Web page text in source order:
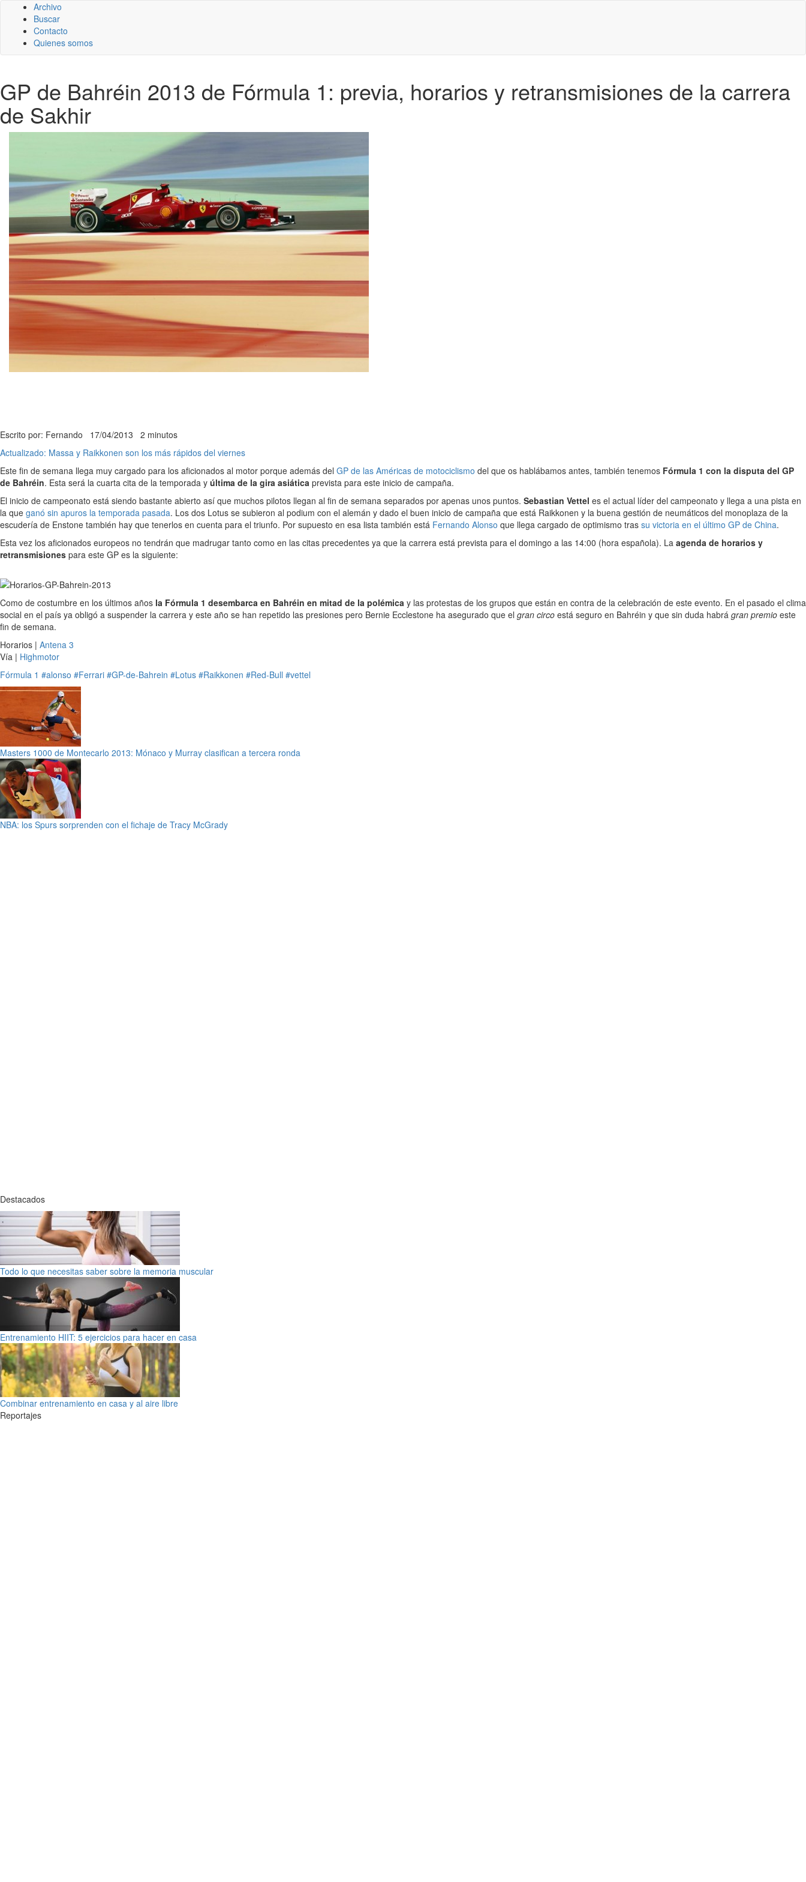
Archivo
Buscar
Contacto
Quienes somos
GP de Bahréin 2013 de Fórmula 1: previa, horarios y retransmisiones de la carrera
de Sakhir
Escrito por: Fernando 17/04/2013 2 minutos
Actualizado: Massa y Raikkonen son los más rápidos del viernes
Este fin de semana llega muy cargado para los aficionados al motor porque además del GP de las Américas de motociclismo del que os hablábamos antes, también tenemos Fórmula 1 con la disputa del GP
de Bahréin. Esta será la cuarta cita de la temporada y última de la gira asiática prevista para este inicio de campaña.
El inicio de campeonato está siendo bastante abierto así que muchos pilotos llegan al fin de semana separados por apenas unos puntos. Sebastian Vettel es el actual líder del campeonato y llega a una pista en
la que ganó sin apuros la temporada pasada. Los dos Lotus se subieron al podium con el alemán y dado el buen inicio de campaña que está Raikkonen y la buena gestión de neumáticos del monoplaza de la
escudería de Enstone también hay que tenerlos en cuenta para el triunfo. Por supuesto en esa lista también está Fernando Alonso que llega cargado de optimismo tras su victoria en el último GP de China.
Esta vez los aficionados europeos no tendrán que madrugar tanto como en las citas precedentes ya que la carrera está prevista para el domingo a las 14:00 (hora española). La agenda de horarios y
retransmisiones para este GP es la siguiente:
Como de costumbre en los últimos años la Fórmula 1 desembarca en Bahréin en mitad de la polémica y las protestas de los grupos que están en contra de la celebración de este evento. En el pasado el clima
social en el país ya obligó a suspender la carrera y este año se han repetido las presiones pero Bernie Ecclestone ha asegurado que el gran circo está seguro en Bahréin y que sin duda habrá gran premio este
fin de semana.
Horarios | Antena 3
Vía | Highmotor
Fórmula 1 #alonso #Ferrari #GP-de-Bahrein #Lotus #Raikkonen #Red-Bull #vettel
Masters 1000 de Montecarlo 2013: Mónaco y Murray clasifican a tercera ronda
NBA: los Spurs sorprenden con el fichaje de Tracy McGrady
Destacados
Todo lo que necesitas saber sobre la memoria muscular
Entrenamiento HIIT: 5 ejercicios para hacer en casa
Combinar entrenamiento en casa y al aire libre
Reportajes